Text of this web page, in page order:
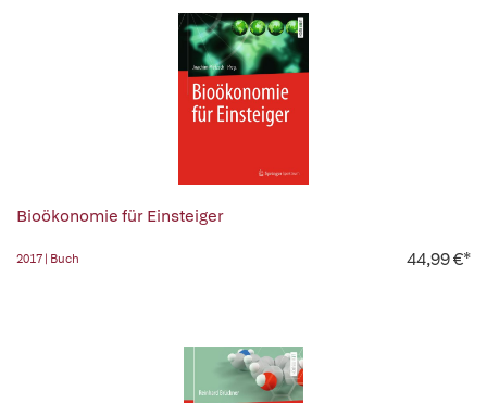
Bioökonomie für Einsteiger
2017 | Buch 44,99 €*